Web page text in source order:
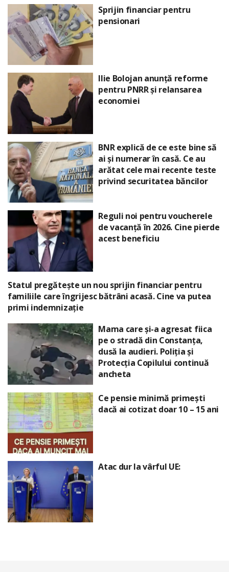
Sprijin financiar pentru
pensionari
Ilie Bolojan anunță reforme
pentru PNRR și relansarea
economiei
BNR explică de ce este bine să
ai și numerar în casă. Ce au
arătat cele mai recente teste
privind securitatea băncilor
Reguli noi pentru voucherele
de vacanță în 2026. Cine pierde
acest beneficiu
Statul pregătește un nou sprijin financiar pentru
familiile care îngrijesc bătrâni acasă. Cine va putea
primi indemnizație
Mama care și-a agresat fiica
pe o stradă din Constanța,
dusă la audieri. Poliția și
Protecția Copilului continuă
ancheta
Ce pensie minimă primești
dacă ai cotizat doar 10 – 15 ani
Atac dur la vârful UE: